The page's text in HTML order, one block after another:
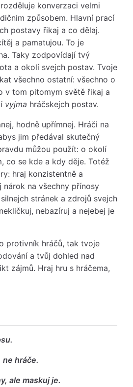
konverzaci velmi
způsobem. Hlavní prací
postavy řikaj a co dělaj.
a pamatujou. To je
Taky zodpovídají tvý
a okolí svejch postav. Tvoje
všechno ostatní: všechno o
v tom pitomym světě řikaj a
vyjma hráčskejch postav.
hodně upřímnej. Hráči na
jim předával skutečný
můžou použít: o okolí
co se kde a kdy děje. Totéž
hraj konzistentně a
nárok na všechny přínosy
stránek a zdrojů svejch
nebazíruj a nejebej je
protivník hráčů, tak tvoje
a tvůj dohled nad
zájmů. Hraj hru s hráčema,
ne hráče.
ale maskuj je.